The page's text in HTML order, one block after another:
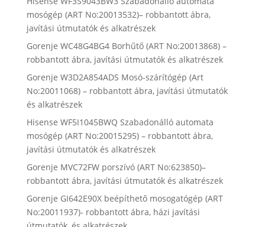
mosógép (ART No:20013532)– robbantott ábra,
javítási útmutatók és alkatrészek
Gorenje WC48G4BG4 Borhűtő (ART No:20013868) –
robbantott ábra, javítási útmutatók és alkatrészek
Gorenje W3D2A854ADS Mosó-szárítógép (Art
No:20011068) – robbantott ábra, javítási útmutatók
és alkatrészek
Hisense WF5I1045BWQ Szabadonálló automata
mosógép (ART No:20015295) – robbantott ábra,
javítási útmutatók és alkatrészek
Gorenje MVC72FW porszívó (ART No:623850)–
robbantott ábra, javítási útmutatók és alkatrészek
Gorenje GI642E90X beépíthető mosogatógép (ART
No:20011937)- robbantott ábra, házi javítási